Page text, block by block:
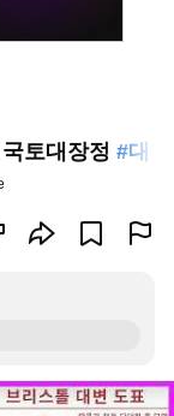
토대장정 #대